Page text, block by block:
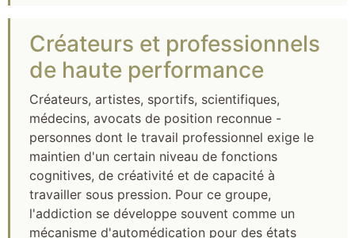
Créateurs et professionnels
de haute performance
Créateurs, artistes, sportifs, scientifiques,
médecins, avocats de position reconnue -
personnes dont le travail professionnel exige le
maintien d'un certain niveau de fonctions
cognitives, de créativité et de capacité à
travailler sous pression. Pour ce groupe,
l'addiction se développe souvent comme un
mécanisme d'automédication pour des états